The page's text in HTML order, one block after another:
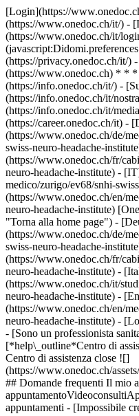
[Login](https://
(https://www.onedoc.ch/it/) -
(https://www.onedoc.ch/it/
(https://privacy.onedoc.ch/it/)
(https://www.onedoc.ch) * * *
(https://info.onedoc.ch/it/) -
(https://info.onedoc.ch/it/
(https://info.onedoc.ch/it/
(https://career.onedoc.ch/it) -
(https://www.onedoc.ch/de/
swiss-neuro-headache-
(https://www.onedoc.ch/fr/
neuro-headache-institute) -
medico/zurigo/ev68/snhi-
(https://www.onedoc.ch/en/
neuro-headache-institute)
"Torna alla home page") -
(https://www.onedoc.ch/de/
swiss-neuro-headache-
(https://www.onedoc.ch/fr/
neuro-headache-institute) -
(https://www.onedoc.ch/it/
neuro-headache-institute) -
(https://www.onedoc.ch/en/
neuro-headache-institute) -
- [Sono un professionista
[*help\_outline*Centro di
Centro di assistenza close ![]
(https://www.onedoc.ch/
## Domande frequenti Il mio
appuntamenti - [Impossibile